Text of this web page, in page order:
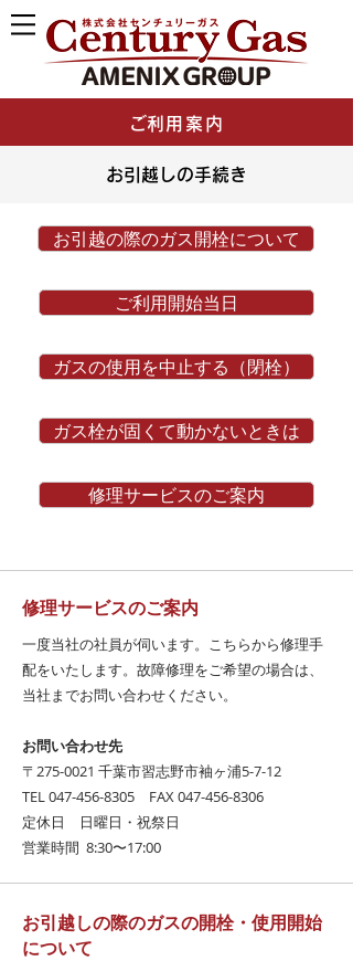
​ご利用案内
お引越しの手続き
お引越の際のガス開栓について
ご利用開始当日
ガスの使用を中止する（閉栓）
ガス栓が固くて動かないときは
修理サービスのご案内
修理サービスのご案内
一度当社の社員が伺います。こちらから修理手
配をいたします。故障修理をご希望の場合は、
当社までお問い合わせください。
​お問い合わせ先
〒275-0021 千葉市習志野市袖ヶ浦5-7-12
TEL 047-456-8305 FAX 047-456-8306
定休日 日曜日・祝祭日
営業時間 8:30〜17:00
お引越しの際のガスの開栓・使用開始
について